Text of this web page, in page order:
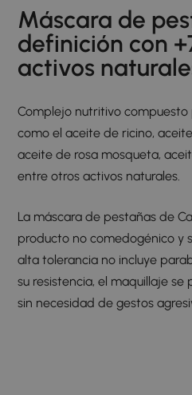
Máscara de
definición con
activos
Complejo nutritivo
como el aceite de ricino,
aceite de rosa mosqueta,
entre otros activos naturales.
La máscara de pestañas de
producto no comedogénico y
alta tolerancia no incluye
su resistencia, el maquillaje
sin necesidad de gestos